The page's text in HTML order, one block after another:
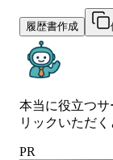
履歴書作成
本当に役立つ
リックいただく
PR